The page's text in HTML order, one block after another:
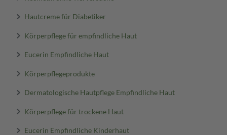
Hautcreme für Diabetiker
Körperpflege für empfindliche Haut
Eucerin Empfindliche Haut
Körperpflegeprodukte
Dermatologische Hautpflege Empfindliche Haut
Körperpflege für trockene Haut
Eucerin Empfindliche Kinderhaut